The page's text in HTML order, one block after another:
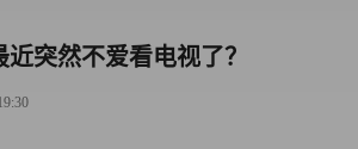
突然不爱看电视了？